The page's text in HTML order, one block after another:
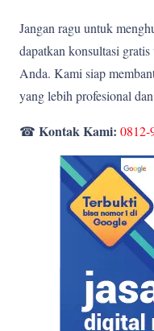
Jangan ragu untuk
dapatkan konsultasi
Anda. Kami siap
yang lebih profesional
☎ Kontak Kami: 0812-